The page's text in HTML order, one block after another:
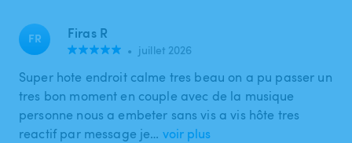
FR Firas R
• juillet 2026
Super hote endroit calme tres beau on a pu passer un
tres bon moment en couple avec de la musique
personne nous a embeter sans vis a vis hôte tres
reactif par message je… voir plus